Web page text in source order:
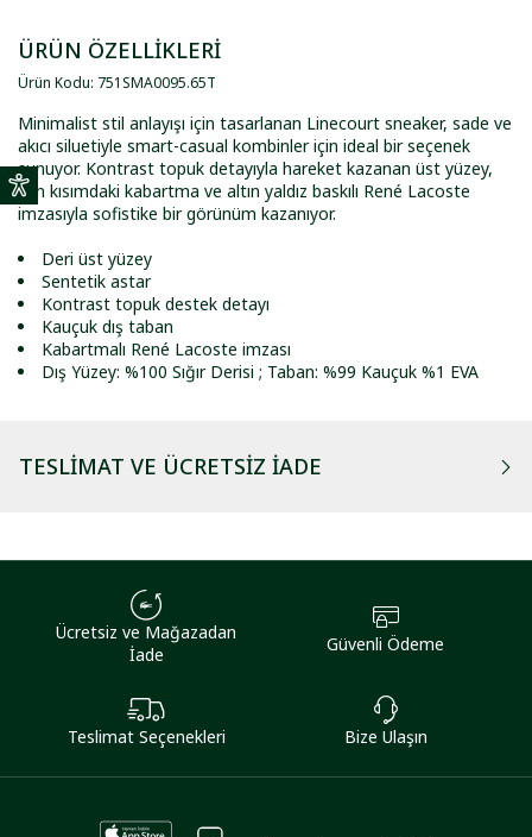
ÜRÜN ÖZELLİKLERİ
Ürün Kodu: 751SMA0095.65T
Minimalist stil anlayışı için tasarlanan Linecourt sneaker, sade ve
akıcı siluetiyle smart-casual kombinler için ideal bir seçenek
sunuyor. Kontrast topuk detayıyla hareket kazanan üst yüzey,
yan kısımdaki kabartma ve altın yaldız baskılı René Lacoste
imzasıyla sofistike bir görünüm kazanıyor.
Deri üst yüzey
Sentetik astar
Kontrast topuk destek detayı
Kauçuk dış taban
Kabartmalı René Lacoste imzası
Dış Yüzey: %100 Sığır Derisi ; Taban: %99 Kauçuk %1 EVA
TESLIMAT VE ÜCRETSIZ İADE
Ücretsiz ve Mağazadan
İade
Güvenli Ödeme
Teslimat Seçenekleri Bize Ulaşın